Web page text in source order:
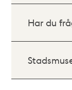
Har du